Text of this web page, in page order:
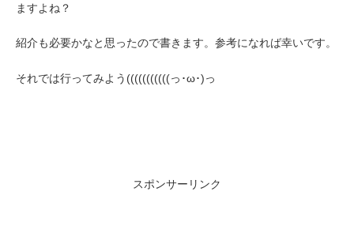
ますよね？
紹介も必要かなと思ったので書きます。参考になれば幸いです。
それでは行ってみよう(((((((((((っ･ω･)っ
スポンサーリンク